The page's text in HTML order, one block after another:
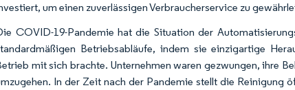
um einen zuverlässigen Verbraucherservice zu
COVID-19-Pandemie hat die Situation der
Betriebsabläufe, indem sie einzigartige
mit sich brachte. Unternehmen waren gezwungen, ihre
In der Zeit nach der Pandemie stellt die Reinigung